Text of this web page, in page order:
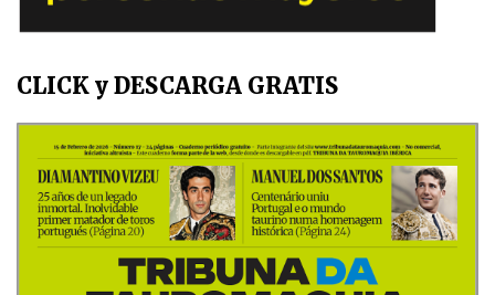
CLICK y DESCARGA GRATIS